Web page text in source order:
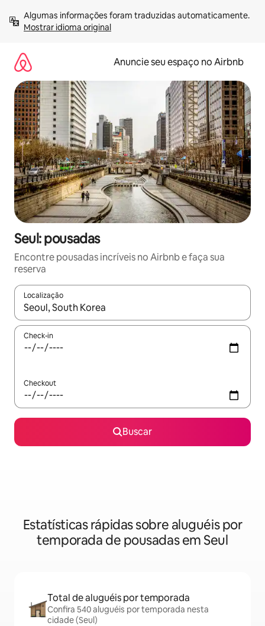
para
Mostrar idioma original
Anuncie seu espaço no Airbnb
Seul: pousadas
Encontre pousadas incríveis no Airbnb e faça sua
reserva
Localização
Quando os resultados estiverem disponíveis, explore-os
Check-in
Checkout
Buscar
Estatísticas rápidas sobre aluguéis por
temporada de pousadas em Seul
Total de aluguéis por temporada
Confira 540 aluguéis por temporada nesta
cidade (Seul)